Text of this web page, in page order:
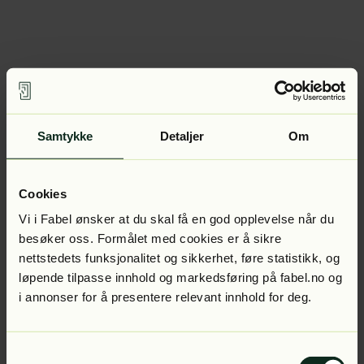
Samtykke Detaljer Om
Cookies
Vi i Fabel ønsker at du skal få en god opplevelse når du
besøker oss. Formålet med cookies er å sikre
nettstedets funksjonalitet og sikkerhet, føre statistikk, og
løpende tilpasse innhold og markedsføring på fabel.no og
i annonser for å presentere relevant innhold for deg.